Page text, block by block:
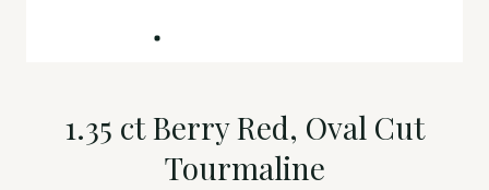
1.35 ct Berry Red, Oval Cut
Tourmaline